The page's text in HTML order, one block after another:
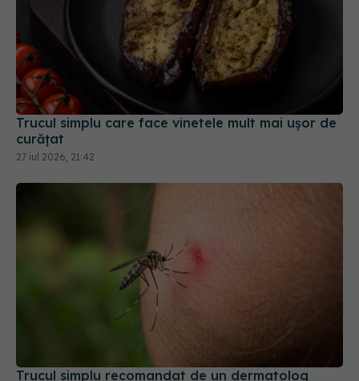
Trucul simplu care face vinetele mult mai ușor de
curățat
27 iul 2026, 21:42
Trucul simplu recomandat de un dermatolog
pentru înțepăturile de insecte
11 iul 2026, 12:54